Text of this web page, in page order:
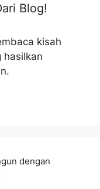
Blog!
kisah
hasilkan
dengan